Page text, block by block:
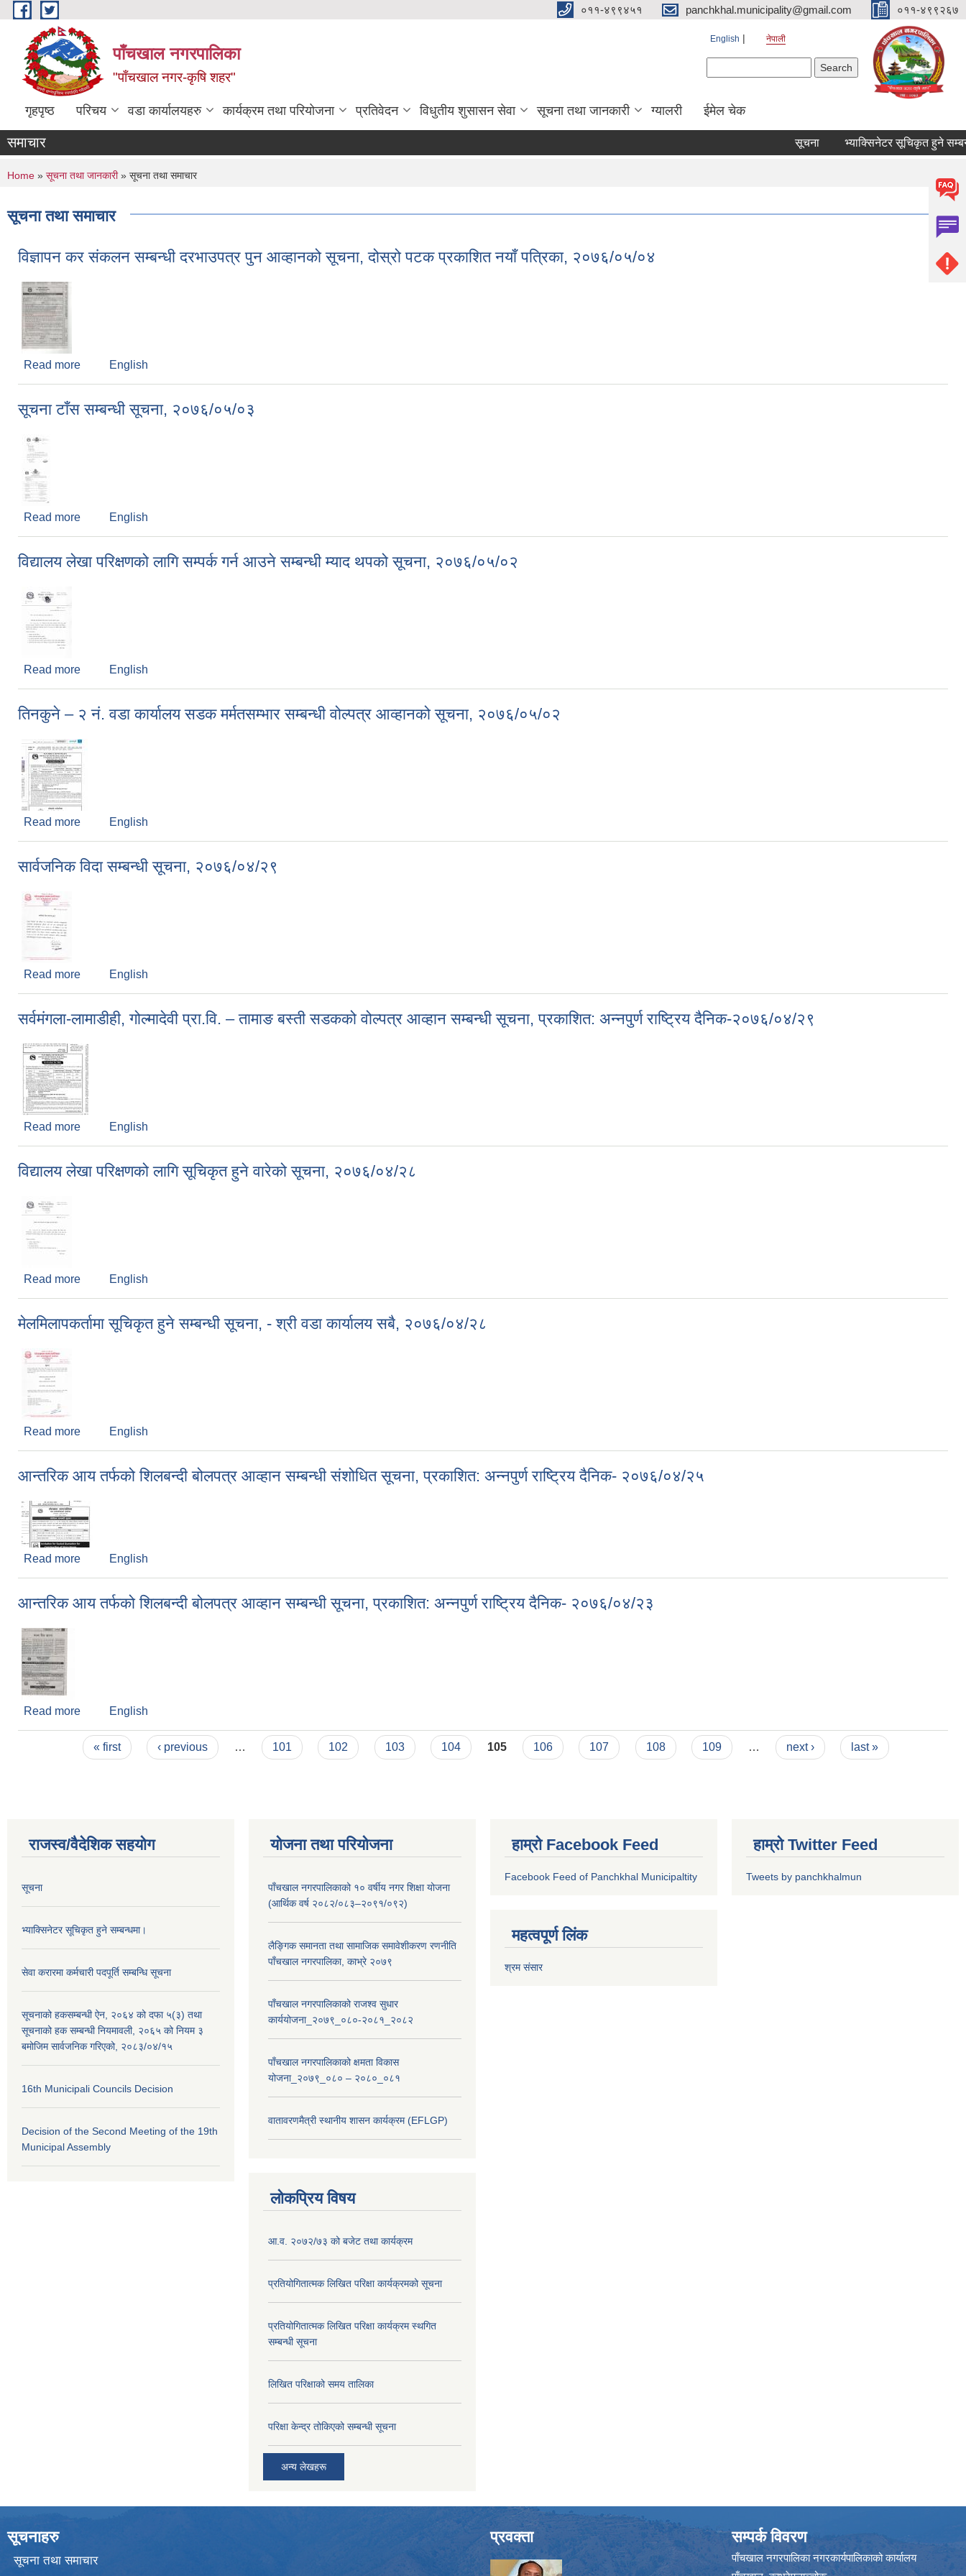
Skip to main content ०११-४९९४५१ panchkhal.municipality@gmail.com ०११-४९९२६७
पाँचखाल नगरपालिका
"पाँचखाल नगर-कृषि शहर"
English नेपाली
गृहपृष्ठ परिचय वडा कार्यालयहरु कार्यक्रम तथा परियोजना प्रतिवेदन विधुतीय शुसासन सेवा सूचना तथा जानकारी ग्यालरी ईमेल चेक
समाचार सूचना भ्याक्सिनेटर सूचिकृत हुने सम्बन्धमा।
You are here
Home » सूचना तथा जानकारी» सूचना तथा समाचार
सूचना तथा समाचार
विज्ञापन कर संकलन सम्बन्धी दरभाउपत्र पुन आव्हानको सूचना, दोस्रो पटक प्रकाशित नयाँ पत्रिका, २०७६/०५/०४
Read more about विज्ञापन कर संकलन सम्बन्धी दरभाउपत्र पुन आव्हानको सूचना, दोस्रो पटक प्रकाशित नयाँ पत्रिका, २०७६/०५/०४
English
सूचना टाँस सम्बन्धी सूचना, २०७६/०५/०३
Read more about सूचना टाँस सम्बन्धी सूचना, २०७६/०५/०३
English
विद्यालय लेखा परिक्षणको लागि सम्पर्क गर्न आउने सम्बन्धी म्याद थपको सूचना, २०७६/०५/०२
Read more about विद्यालय लेखा परिक्षणको लागि सम्पर्क गर्न आउने सम्बन्धी म्याद थपको सूचना, २०७६/०५/०२
English
तिनकुने – २ नं. वडा कार्यालय सडक मर्मतसम्भार सम्बन्धी वोल्पत्र आव्हानको सूचना, २०७६/०५/०२
Read more about तिनकुने – २ नं. वडा कार्यालय सडक मर्मतसम्भार सम्बन्धी वोल्पत्र आव्हानको सूचना, २०७६/०५/०२
English
सार्वजनिक विदा सम्बन्धी सूचना, २०७६/०४/२९
Read more about सार्वजनिक विदा सम्बन्धी सूचना, २०७६/०४/२९
English
सर्वमंगला-लामाडीही, गोल्मादेवी प्रा.वि. – तामाङ बस्ती सडकको वोल्पत्र आव्हान सम्बन्धी सूचना, प्रकाशित: अन्नपुर्ण राष्ट्रिय दैनिक-२०७६/०४/२९
Read more about सर्वमंगला-लामाडीही, गोल्मादेवी प्रा.वि. – तामाङ बस्ती सडकको वोल्पत्र आव्हान सम्बन्धी सूचना, प्रकाशित: अन्नपुर्ण राष्ट्रिय दैनिक-२०७६/०४/२९
English
विद्यालय लेखा परिक्षणको लागि सूचिकृत हुने वारेको सूचना, २०७६/०४/२८
Read more about विद्यालय लेखा परिक्षणको लागि सूचिकृत हुने वारेको सूचना, २०७६/०४/२८
English
मेलमिलापकर्तामा सूचिकृत हुने सम्बन्धी सूचना, - श्री वडा कार्यालय सबै, २०७६/०४/२८
Read more about मेलमिलापकर्तामा सूचिकृत हुने सम्बन्धी सूचना, - श्री वडा कार्यालय सबै, २०७६/०४/२८
English
आन्तरिक आय तर्फको शिलबन्दी बोलपत्र आव्हान सम्बन्धी संशोधित सूचना, प्रकाशित: अन्नपुर्ण राष्ट्रिय दैनिक- २०७६/०४/२५
Read more about आन्तरिक आय तर्फको शिलबन्दी बोलपत्र आव्हान सम्बन्धी संशोधित सूचना, प्रकाशित: अन्नपुर्ण राष्ट्रिय दैनिक- २०७६/०४/२५
English
आन्तरिक आय तर्फको शिलबन्दी बोलपत्र आव्हान सम्बन्धी सूचना, प्रकाशित: अन्नपुर्ण राष्ट्रिय दैनिक- २०७६/०४/२३
Read more about आन्तरिक आय तर्फको शिलबन्दी बोलपत्र आव्हान सम्बन्धी सूचना, प्रकाशित: अन्नपुर्ण राष्ट्रिय दैनिक- २०७६/०४/२३
English
« first ‹ previous … 101 102 103 104 105 106 107 108 109 … next › last »
राजस्व/वैदेशिक सहयोग
सूचना
भ्याक्सिनेटर सूचिकृत हुने सम्बन्धमा।
सेवा करारमा कर्मचारी पदपूर्ति सम्बन्धि सूचना
सूचनाको हकसम्बन्धी ऐन, २०६४ को दफा ५(३) तथा
सूचनाको हक सम्बन्धी नियमावली, २०६५ को नियम ३
बमोजिम सार्वजनिक गरिएको, २०८३/०४/१५
16th Municipali Councils Decision
Decision of the Second Meeting of the 19th
Municipal Assembly
योजना तथा परियोजना
पाँचखाल नगरपालिकाको १० वर्षीय नगर शिक्षा योजना
(आर्थिक वर्ष २०८२/०८३–२०९१/०९२)
लैङ्गिक समानता तथा सामाजिक समावेशीकरण रणनीति
पाँचखाल नगरपालिका, काभ्रे २०७९
पाँचखाल नगरपालिकाको राजश्व सुधार
कार्ययोजना_२०७९_०८०-२०८१_२०८२
पाँचखाल नगरपालिकाको क्षमता विकास
योजना_२०७९_०८० – २०८०_०८१
वातावरणमैत्री स्थानीय शासन कार्यक्रम (EFLGP)
लोकप्रिय विषय
आ.व. २०७२/७३ को बजेट तथा कार्यक्रम
प्रतियोगितात्मक लिखित परिक्षा कार्यक्रमको सूचना
प्रतियोगितात्मक लिखित परिक्षा कार्यक्रम स्थगित
सम्बन्धी सूचना
लिखित परिक्षाको समय तालिका
परिक्षा केन्द्र तोकिएको सम्बन्धी सूचना
अन्य लेखहरू
हाम्रो Facebook Feed
Facebook Feed of Panchkhal Municipaltity
महत्वपूर्ण लिंक
श्रम संसार
हाम्रो Twitter Feed
Tweets by panchkhalmun
सूचनाहरु
सूचना तथा समाचार
प्रवक्ता सम्पर्क विवरण
पाँचखाल नगरपालिका नगरकार्यपालिकाको कार्यालय